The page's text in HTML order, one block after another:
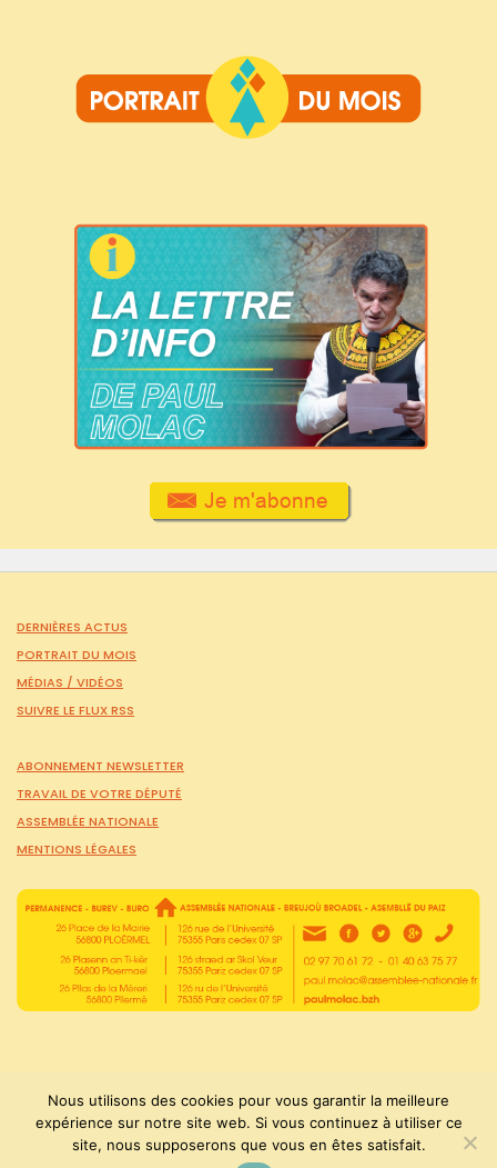
DERNIÈRES ACTUS
PORTRAIT DU MOIS
MÉDIAS / VIDÉOS
SUIVRE LE FLUX RSS
ABONNEMENT NEWSLETTER
TRAVAIL DE VOTRE DÉPUTÉ
ASSEMBLÉE NATIONALE
MENTIONS LÉGALES
PaulMolac © Tous droits réservés 2015-2026
Nous utilisons des cookies pour vous garantir la meilleure
expérience sur notre site web. Si vous continuez à utiliser ce
site, nous supposerons que vous en êtes satisfait.